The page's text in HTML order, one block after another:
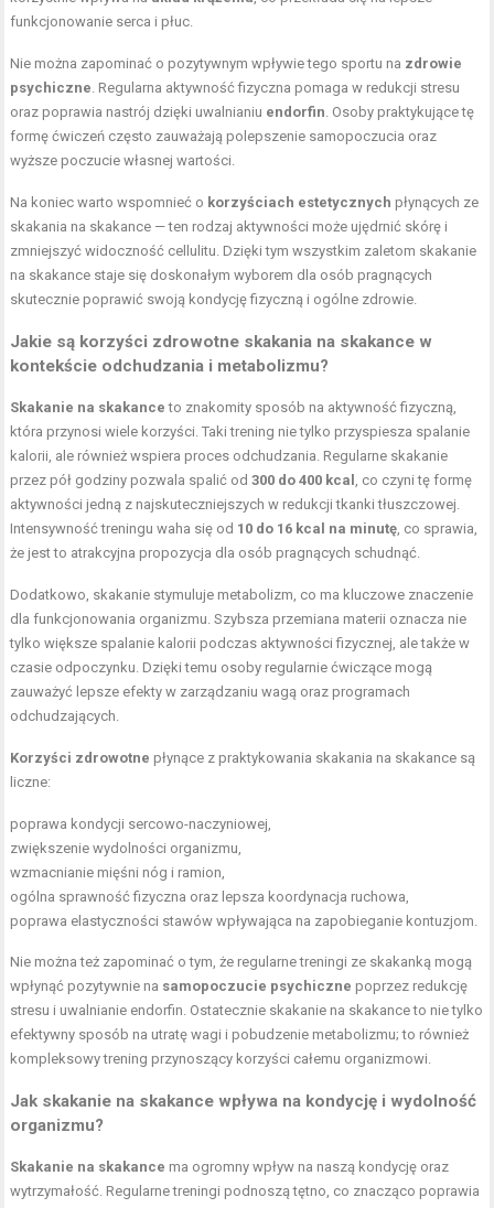
funkcjonowanie serca i płuc.
Nie można zapominać o pozytywnym wpływie tego sportu na zdrowie
psychiczne . Regularna aktywność fizyczna pomaga w redukcji stresu
oraz poprawia nastrój dzięki uwalnianiu endorfin . Osoby praktykujące tę
formę ćwiczeń często zauważają polepszenie samopoczucia oraz
wyższe poczucie własnej wartości.
Na koniec warto wspomnieć o korzyściach estetycznych płynących ze
skakania na skakance — ten rodzaj aktywności może ujędrnić skórę i
zmniejszyć widoczność cellulitu. Dzięki tym wszystkim zaletom skakanie
na skakance staje się doskonałym wyborem dla osób pragnących
skutecznie poprawić swoją kondycję fizyczną i ogólne zdrowie.
Jakie są korzyści zdrowotne skakania na skakance w
kontekście odchudzania i metabolizmu?
Skakanie na skakance to znakomity sposób na aktywność fizyczną,
która przynosi wiele korzyści. Taki trening nie tylko przyspiesza spalanie
kalorii, ale również wspiera proces odchudzania. Regularne skakanie
przez pół godziny pozwala spalić od300 do 400 kcal , co czyni tę formę
aktywności jedną z najskuteczniejszych w redukcji tkanki tłuszczowej.
Intensywność treningu waha się od 10 do 16 kcal na minutę , co sprawia,
że jest to atrakcyjna propozycja dla osób pragnących schudnąć.
Dodatkowo, skakanie stymuluje metabolizm, co ma kluczowe znaczenie
dla funkcjonowania organizmu. Szybsza przemiana materii oznacza nie
tylko większe spalanie kalorii podczas aktywności fizycznej, ale także w
czasie odpoczynku. Dzięki temu osoby regularnie ćwiczące mogą
zauważyć lepsze efekty w zarządzaniu wagą oraz programach
odchudzających.
Korzyści zdrowotne płynące z praktykowania skakania na skakance są
liczne:
poprawa kondycji sercowo-naczyniowej,
zwiększenie wydolności organizmu,
wzmacnianie mięśni nóg i ramion,
ogólna sprawność fizyczna oraz lepsza koordynacja ruchowa,
poprawa elastyczności stawów wpływająca na zapobieganie kontuzjom.
Nie można też zapominać o tym, że regularne treningi ze skakanką mogą
wpłynąć pozytywnie na samopoczucie psychiczne poprzez redukcję
stresu i uwalnianie endorfin. Ostatecznie skakanie na skakance to nie tylko
efektywny sposób na utratę wagi i pobudzenie metabolizmu; to również
kompleksowy trening przynoszący korzyści całemu organizmowi.
Jak skakanie na skakance wpływa na kondycję i wydolność
organizmu?
Skakanie na skakance ma ogromny wpływ na naszą kondycję oraz
wytrzymałość. Regularne treningi podnoszą tętno, co znacząco poprawia